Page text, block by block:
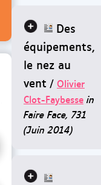
Des
équipements,
le nez au
vent / Olivier
Clot-Faybesse in
Faire Face, 731
(Juin 2014)